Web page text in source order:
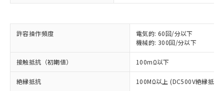
許容操作頻度
電気的: 60回/分以下
機械的: 300回/分以下
接触抵抗（初期値） 100mΩ以下
絶縁抵抗 100MΩ以上 (DC500V絶縁抵抗
ご利用条件
以下の条件をお読みいただき、同意のうえ
非含有に対応した製品が提供可能な商品で
す。
対応予定：EU RoHS指令（10物質）の非含
商品です。
対応予定なし：EU RoHS指令（10物質）の
非含有に非対応の商品で、対応品を出す予